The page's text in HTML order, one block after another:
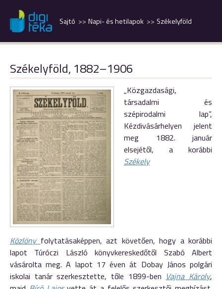
Székelyföld
Napi- és hetilapok
Sajtó
Székelyföld, 1882–1906
„Közgazdasági,
társadalmi és
szépirodalmi lap”,
Kézdivásárhelyen jelent
meg 1882. január
elsejétől, a korábbi
Székely
Közlöny folytatásaképpen, azt követően, hogy a korábbi
lapot Túróczi László könyvkereskedőtől Szabó Albert
vásárolta meg. A lapot 17 éven át Dobay János polgári
iskolai tanár szerkesztette, tőle 1899-ben Vajna Károly,